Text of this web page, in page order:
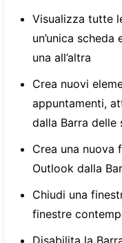
Visualizza tutte
un’unica
una all’altra
Crea nuovi
appuntamenti,
dalla Barra delle
Crea una nuova
Outlook dalla
Chiudi una
finestre
Disabilita la